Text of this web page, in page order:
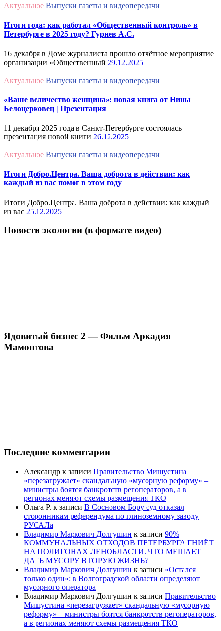
Актуальное Выпуски газеты и видеопередачи
Итоги года: как работал «Общественный контроль» в
Петербурге в 2025 году? Гурнев А.С.
16 декабря в Доме журналиста прошло отчётное мероприятие
организации «Общественный 29.12.2025
Актуальное Выпуски газеты и видеопередачи
«Ваше величество женщина»: новая книга от Нины
Белоцерковец | Презентация
11 декабря 2025 года в Санкт-Петербурге состоялась
презентация новой книги 26.12.2025
Актуальное Выпуски газеты и видеопередачи
Итоги Добро.Центра. Ваша доброта в действии: как
каждый из вас помог в этом году
Итоги Добро.Центра. Ваша доброта в действии: как каждый
из вас 25.12.2025
Новости экологии (в формате видео)
Ядовитый бизнес 2 — Фильм Аркадия
Мамонтова
Последние комментарии
Александр к записи Правительство Мишустина
«перезагружает» скандальную «мусорную реформу» –
министры боятся банкротств регоператоров, а в
регионах меняют схемы размещения ТКО
Ольга Р. к записи В Сосновом Бору суд отказал
сторонникам референдума по глиноземному заводу
РУСАЛа
Владимир Маркович Долгушин к записи 90%
КОММУНАЛЬНЫХ ОТХОДОВ ПЕТЕРБУРГА ГНИЁТ
НА ПОЛИГОНАХ ЛЕНОБЛАСТИ. ЧТО МЕШАЕТ
ДАТЬ МУСОРУ ВТОРУЮ ЖИЗНЬ?
Владимир Маркович Долгушин к записи «Остался
только один»: в Волгоградской области определяют
мусорного оператора
Владимир Маркович Долгушин к записи Правительство
Мишустина «перезагружает» скандальную «мусорную
реформу» – министры боятся банкротств регоператоров,
а в регионах меняют схемы размещения ТКО